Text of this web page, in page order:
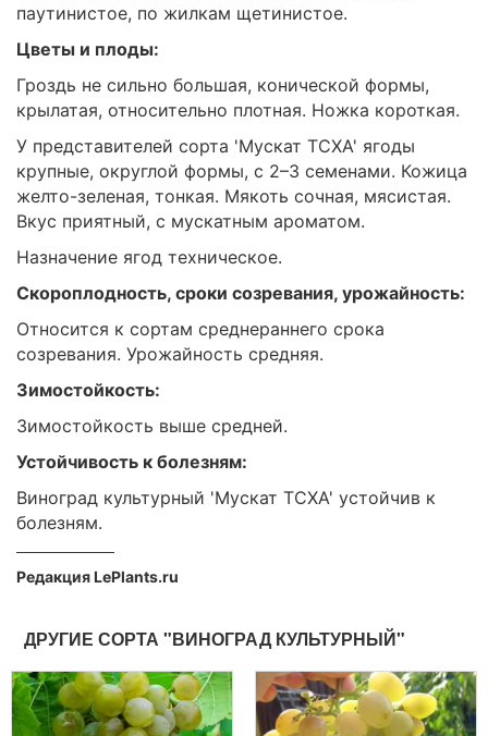
паутинистое, по жилкам щетинистое.
Цветы и плоды:
Гроздь не сильно большая, конической формы,
крылатая, относительно плотная. Ножка короткая.
У представителей сорта 'Мускат ТСХА' ягоды
крупные, округлой формы, с 2–3 семенами. Кожица
желто-зеленая, тонкая. Мякоть сочная, мясистая.
Вкус приятный, с мускатным ароматом.
Назначение ягод техническое.
Скороплодность, сроки созревания, урожайность:
Относится к сортам среднераннего срока
созревания. Урожайность средняя.
Зимостойкость:
Зимостойкость выше средней.
Устойчивость к болезням:
Виноград культурный 'Мускат ТСХА' устойчив к
болезням.
Редакция LePlants.ru
ДРУГИЕ СОРТА "ВИНОГРАД КУЛЬТУРНЫЙ"